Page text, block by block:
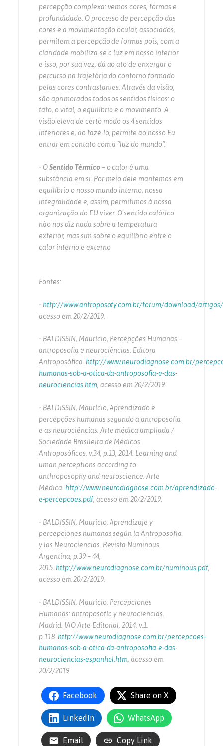
percepção complexa: vemos cores, formas e
profundidade. O processo de percepção das
cores e a movimentação ocular, associados,
permitem a percepção de formas pois, com a
claridade mobiliza-se a luz em nosso interior
e isso, por sua vez, dá ao ato de enxergar o
percurso na trajetória do contorno formado
pelas cores contrastantes. Através da visão,
são aprimorados todos os sentidos físicos: o
tato, o vital, o equilíbrio e o movimento. A
visão eleva de certo modo os 4 sentidos
inferiores e, ao fazê-lo, permite ao nosso Eu
entrar em contato com a “luz do mundo”.
• OSentido Térmico– o calor é uma
substância em si. Por meio dele mantemos em
equilíbrio o nosso mundo interno, nossa
integralidade e, assim, permitimos à nossa
organização do EU viver. O sentido calórico
não nos diz nada sobre a temperatura
exterior, mas sim sobre o equilíbrio entre o
calor interno e externo.
Fontes:
• http://www.antroposofy.com.br/forum/download/artigos/
acesso em 20/2/2019.
• BALDISSIN, Maurício, Percepções Humanas –
antroposofia e neurociências. Editora
Antroposófica. http://www.neurodiagnose.com.br/
humanas-sob-a-otica-da-antroposofia-e-das-
neurociencias.htm, acesso em 20/2/2019.
• BALDISSIN, Maurício, Aprendizado e
percepções humanas segundo a antroposofia
e as neurociências. Arte médica ampliada /
Sociedade Brasileira de Médicos
Antroposóficos, v.34, p.13, 2014. Learning and
uman perceptions according to
anthroposophy and neuroscience. Arte
Médica. http://www.neurodiagnose.com.br/aprendizado-
e-percepcoes.pdf, acesso em 20/2/2019.
• BALDISSIN, Maurício, Aprendizaje y
percepciones humanas según la Antroposofía
y las Neurociencias. Revista Numinous.
Argentina, p.39 – 44,
2015. http://www.neurodiagnose.com.br/numinous.pdf,
acesso em 20/2/2019.
• BALDISSIN, Maurício, Percepciones
Humanas: antroposofía y neurociencias.
Madrid: IAO Arte Editorial, 2014, v.1.
p.118. http://www.neurodiagnose.com.br/percepcoes-
humanas-sob-a-otica-da-antroposofia-e-das-
neurociencias-espanhol.htm, acesso em
20/2/2019.
Facebook Share on X
LinkedIn WhatsApp
Email Copy Link